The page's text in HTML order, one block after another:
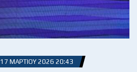
17 ΜΑΡΤΊΟΥ 2026 20:43